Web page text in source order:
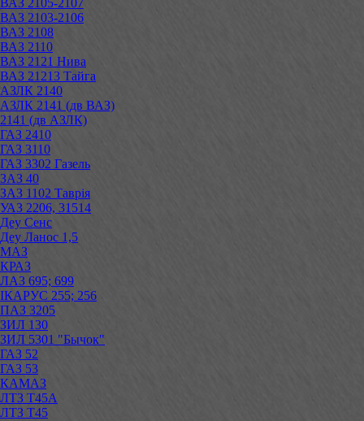
ВАЗ 2103-2106
ВАЗ 2108
ВАЗ 2110
ВАЗ 2121 Нива
ВАЗ 21213 Тайга
АЗЛК 2140
АЗЛК 2141 (дв ВАЗ)
2141 (дв АЗЛК)
ГАЗ 2410
ГАЗ 3110
ГАЗ 3302 Газель
ЗАЗ 40
ЗАЗ 1102 Таврія
УАЗ 2206, 31514
Деу Сенс
Деу Ланос 1,5
МАЗ
КРАЗ
ЛАЗ 695; 699
ІКАРУС 255; 256
ПАЗ 3205
ЗИЛ 130
ЗИЛ 5301 "Бычок"
ГАЗ 52
ГАЗ 53
КАМАЗ
ЛТЗ Т45А
ЛТЗ Т45